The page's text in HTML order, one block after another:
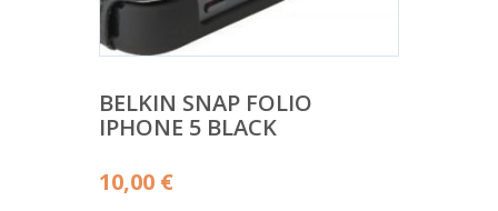
BELKIN SNAP FOLIO
IPHONE 5 BLACK
10,00 €